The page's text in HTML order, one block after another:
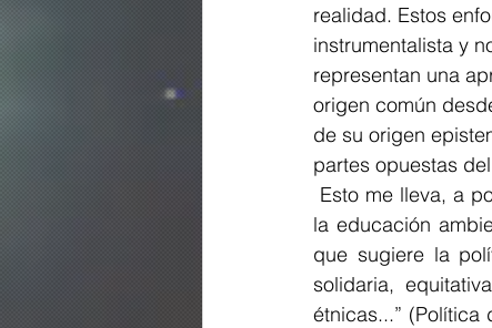
realidad. Estos
instrumentalista y
representan una
origen común
de su origen
partes opuestas
la educación
que sugiere la
solidaria,
étnicas...”